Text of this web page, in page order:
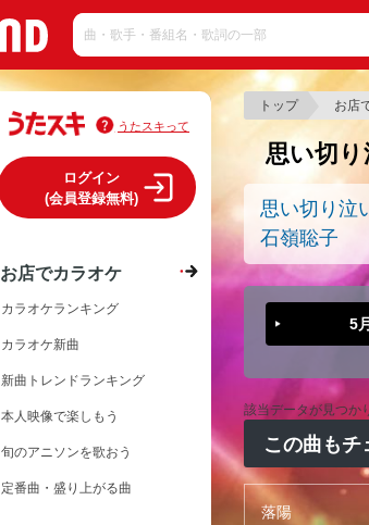
トップ お店
思い切
思い切り泣
石嶺聡子
5月
該当データが見つか
この曲もチ
落陽
うたスキって
ログイン
(会員登録無料)
お店でカラオケ
カラオケランキング
カラオケ新曲
新曲トレンドランキング
本人映像で楽しもう
旬のアニソンを歌おう
定番曲・盛り上がる曲